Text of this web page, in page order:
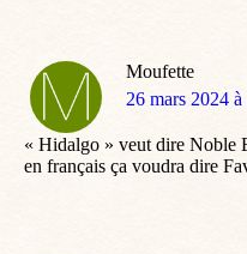
Moufette
dit
26 mars 2024
« Hidalgo » veut dire Noble
en français ça voudra dire